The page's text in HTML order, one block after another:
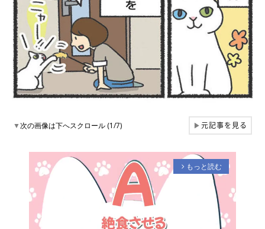
▼次の画像は下へスクロール (1/7) ▶元記事を見る
arrow_forward_ios もっと読む